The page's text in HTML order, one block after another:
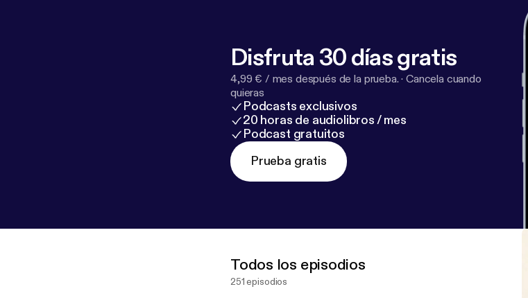
Disfruta 30 días gratis
4,99 € / mes después de la prueba. ·Cancela cuando
quieras
Podcasts exclusivos
20 horas de audiolibros / mes
Podcast gratuitos
Prueba gratis
Todos los episodios
251 episodios